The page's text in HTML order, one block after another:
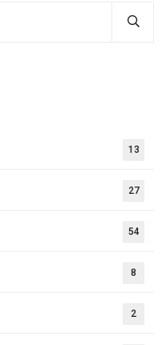
13
27
54
8
2